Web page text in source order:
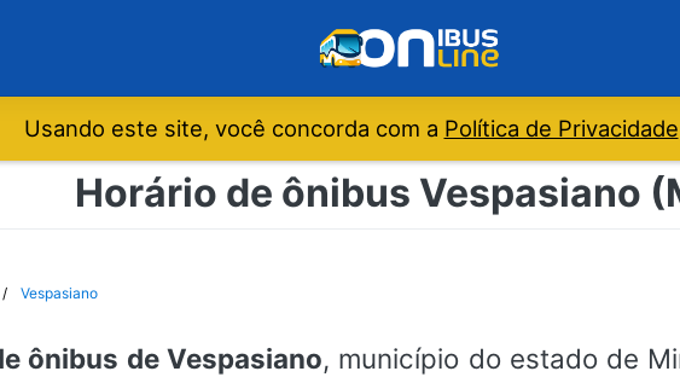
Usando este site, você concorda com a Política de Privacidade
Horário de ônibus Vespasiano
Vespasiano
ônibus de Vespasiano, município do estado de